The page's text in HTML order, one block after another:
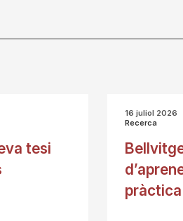
tesi
16 juliol 2026
Recerca